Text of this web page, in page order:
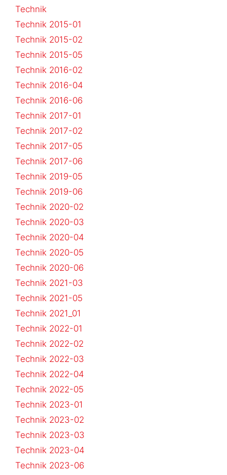
Technik
Technik 2015-01
Technik 2015-02
Technik 2015-05
Technik 2016-02
Technik 2016-04
Technik 2016-06
Technik 2017-01
Technik 2017-02
Technik 2017-05
Technik 2017-06
Technik 2019-05
Technik 2019-06
Technik 2020-02
Technik 2020-03
Technik 2020-04
Technik 2020-05
Technik 2020-06
Technik 2021-03
Technik 2021-05
Technik 2021_01
Technik 2022-01
Technik 2022-02
Technik 2022-03
Technik 2022-04
Technik 2022-05
Technik 2023-01
Technik 2023-02
Technik 2023-03
Technik 2023-04
Technik 2023-06